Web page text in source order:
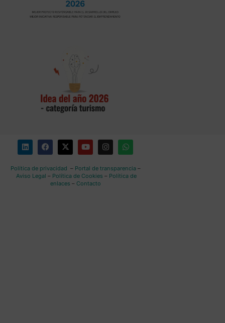
Política de privacidad – Portal de transparencia–
Aviso Legal – Política de Cookies – Política de
enlaces – Contacto